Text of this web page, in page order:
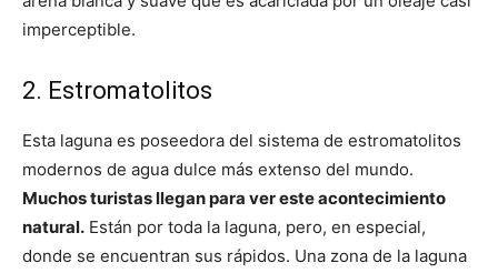
imperceptible.
2. Estromatolitos
Esta laguna es poseedora del sistema de estromatolitos
modernos de agua dulce más extenso del mundo.
Muchos turistas llegan para ver este acontecimiento
natural. Están por toda la laguna, pero, en especial,
donde se encuentran sus rápidos. Una zona de la laguna